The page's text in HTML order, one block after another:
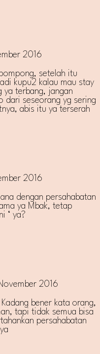
2016
setelah itu
kupu2 kalau mau stay
ya terbang, jangan
dari seseorang yg sering
abis itu ya terserah
2016
dengan persahabatan
ya Mbak, tetap
‘ ya?
2016
bener kata orang,
tapi tidak semua bisa
persahabatan